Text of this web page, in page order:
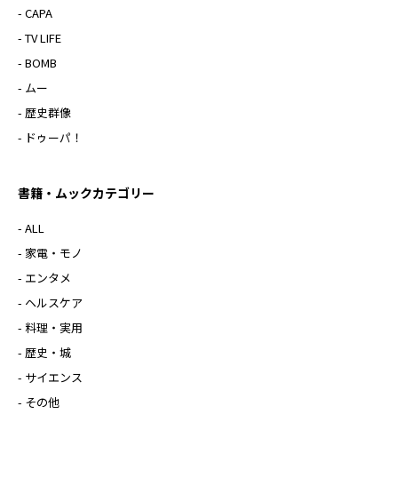
- CAPA
- TV LIFE
- BOMB
- ムー
- 歴史群像
- ドゥーパ！
書籍・ムックカテゴリー
- ALL
- 家電・モノ
- エンタメ
- ヘルスケア
- 料理・実用
- 歴史・城
- サイエンス
- その他